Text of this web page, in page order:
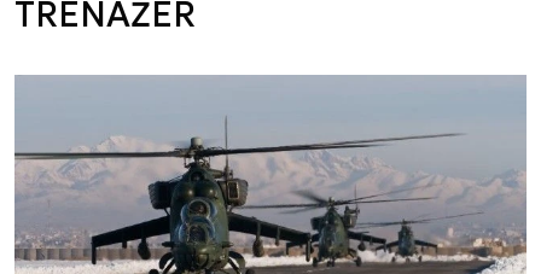
TRENAŻER